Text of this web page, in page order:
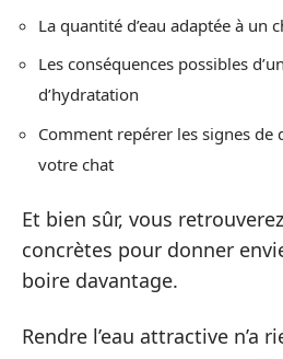
La quantité d’eau adaptée à un
Les conséquences possibles
d’hydratation
Comment repérer les signes de
votre chat
Et bien sûr, vous
concrètes pour donner
boire davantage.
Rendre l’eau attractive n’a